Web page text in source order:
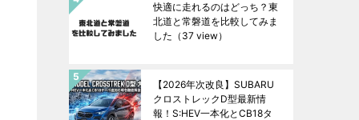
快適に走れるのはどっち？東
北道と常磐道を比較してみま
した （37 view）
【2026年次改良】SUBARU
クロストレックD型最新情
報！S:HEV一本化とCB18タ